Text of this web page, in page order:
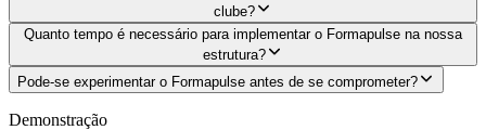
clube?
Quanto tempo é necessário para implementar o Formapulse na nossa
estrutura?
Pode-se experimentar o Formapulse antes de se comprometer?
Demonstração